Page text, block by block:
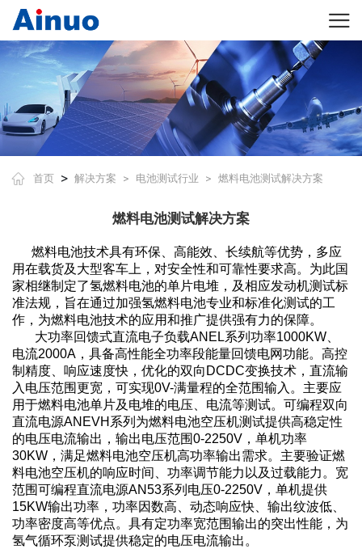
首页 > 解决方案 > 电池测试行业 > 燃料电池测试解决方案
燃料电池测试解决方案
燃料电池技术具有环保、高能效、长续航等优势，多应
用在载货及大型客车上，对安全性和可靠性要求高。为此国
家相继制定了氢燃料电池的单片电堆，及相应发动机测试标
准法规，旨在通过加强氢燃料电池专业和标准化测试的工
作，为燃料电池技术的应用和推广提供强有力的保障。
大功率回馈式直流电子负载ANEL系列功率1000KW、
电流2000A，具备高性能全功率段能量回馈电网功能。高控
制精度、响应速度快，优化的双向DCDC变换技术，直流输
入电压范围更宽，可实现0V-满量程的全范围输入。主要应
用于燃料电池单片及电堆的电压、电流等测试。可编程双向
直流电源ANEVH系列为燃料电池空压机测试提供高稳定性
的电压电流输出，输出电压范围0-2250V，单机功率
30KW，满足燃料电池空压机高功率输出需求。主要验证燃
料电池空压机的响应时间、功率调节能力以及过载能力。宽
范围可编程直流电源AN53系列电压0-2250V，单机提供
15KW输出功率，功率因数高、动态响应快、输出纹波低、
功率密度高等优点。具有定功率宽范围输出的突出性能，为
氢气循环泵测试提供稳定的电压电流输出。